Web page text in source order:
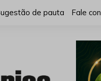
de pauta Fale